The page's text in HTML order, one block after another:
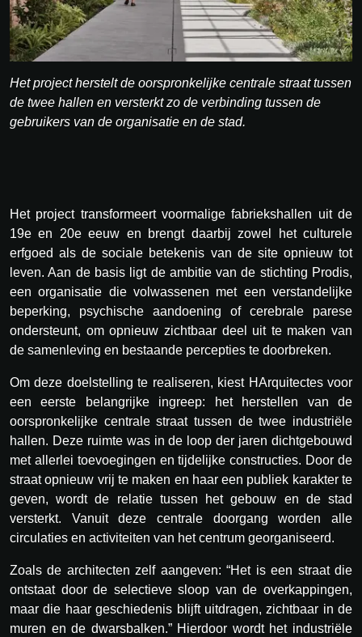
Het project herstelt de oorspronkelijke centrale straat tussen
de twee hallen en versterkt zo de verbinding tussen de
gebruikers van de organisatie en de stad.
Het project transformeert voormalige fabriekshallen uit de
19e en 20e eeuw en brengt daarbij zowel het culturele
erfgoed als de sociale betekenis van de site opnieuw tot
leven. Aan de basis ligt de ambitie van de stichting Prodis,
een organisatie die volwassenen met een verstandelijke
beperking, psychische aandoening of cerebrale parese
ondersteunt, om opnieuw zichtbaar deel uit te maken van
de samenleving en bestaande percepties te doorbreken.
Om deze doelstelling te realiseren, kiest HArquitectes voor
een eerste belangrijke ingreep: het herstellen van de
oorspronkelijke centrale straat tussen de twee industriële
hallen. Deze ruimte was in de loop der jaren dichtgebouwd
met allerlei toevoegingen en tijdelijke constructies. Door de
straat opnieuw vrij te maken en haar een publiek karakter te
geven, wordt de relatie tussen het gebouw en de stad
versterkt. Vanuit deze centrale doorgang worden alle
circulaties en activiteiten van het centrum georganiseerd.
Zoals de architecten zelf aangeven: “Het is een straat die
ontstaat door de selectieve sloop van de overkappingen,
maar die haar geschiedenis blijft uitdragen, zichtbaar in de
muren en de dwarsbalken.” Hierdoor wordt het industriële